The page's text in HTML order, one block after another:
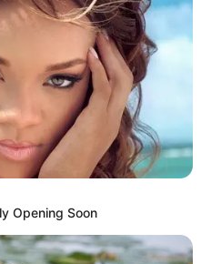
au Tiercé
au pronostic du
rester informé, suivez
réalisées d’après la
que vous propose Le
tous ces pronostiqueurs
Opening Soon